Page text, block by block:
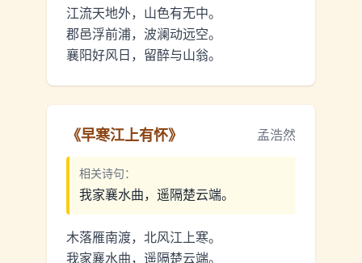
江流天地外，山色有无中。
郡邑浮前浦，波澜动远空。
襄阳好风日，留醉与山翁。
《早寒江上有怀》 孟浩然
相关诗句：
我家襄水曲，遥隔楚云端。
木落雁南渡，北风江上寒。
我家襄水曲，遥隔楚云端。